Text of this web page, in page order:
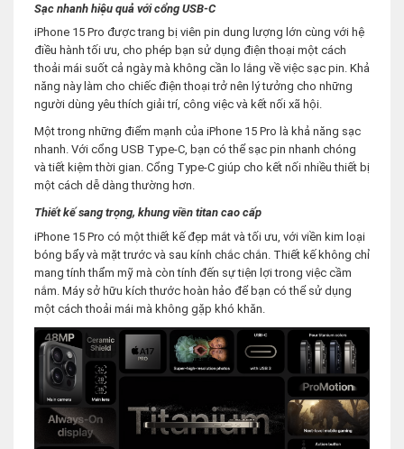
Sạc nhanh hiệu quả với cổng USB-C
iPhone 15 Pro được trang bị viên pin dung lượng lớn cùng với hệ
điều hành tối ưu, cho phép bạn sử dụng điện thoại một cách
thoải mái suốt cả ngày mà không cần lo lắng về việc sạc pin. Khả
năng này làm cho chiếc điện thoại trở nên lý tưởng cho những
người dùng yêu thích giải trí, công việc và kết nối xã hội.
Một trong những điểm mạnh của iPhone 15 Pro là khả năng sạc
nhanh. Với cổng USB Type-C, bạn có thể sạc pin nhanh chóng
và tiết kiệm thời gian. Cổng Type-C giúp cho kết nối nhiều thiết bị
một cách dễ dàng thường hơn.
Thiết kế sang trọng, khung viền titan cao cấp
iPhone 15 Pro có một thiết kế đẹp mắt và tối ưu, với viền kim loại
bóng bẩy và mặt trước và sau kính chắc chắn. Thiết kế không chỉ
mang tính thẩm mỹ mà còn tính đến sự tiện lợi trong việc cầm
nắm. Máy sở hữu kích thước hoàn hảo để bạn có thể sử dụng
một cách thoải mái mà không gặp khó khăn.